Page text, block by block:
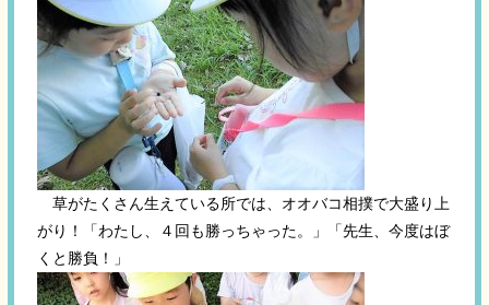
草がたくさん生えている所では、オオバコ相撲で大盛り上
がり！「わたし、４回も勝っちゃった。」「先生、今度はぼ
くと勝負！」